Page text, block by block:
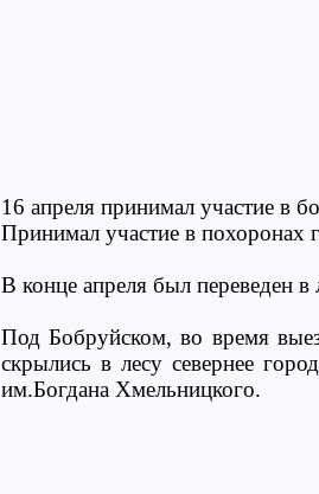
16 апреля принимал участие в
Принимал участие в похоронах
В конце апреля был переведен
Под Бобруйском, во время
скрылись в лесу севернее
им.Богдана Хмельницкого.